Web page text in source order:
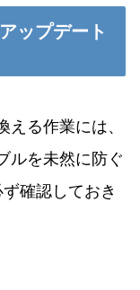
ップデート
る作業には、
ルを未然に防ぐ
確認しておき